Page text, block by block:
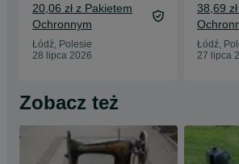
20,06 zł z Pakietem
Ochronnym
Łódź, Polesie
28 lipca 2026
38,69
Łódź,
27 lipca
Zobacz też